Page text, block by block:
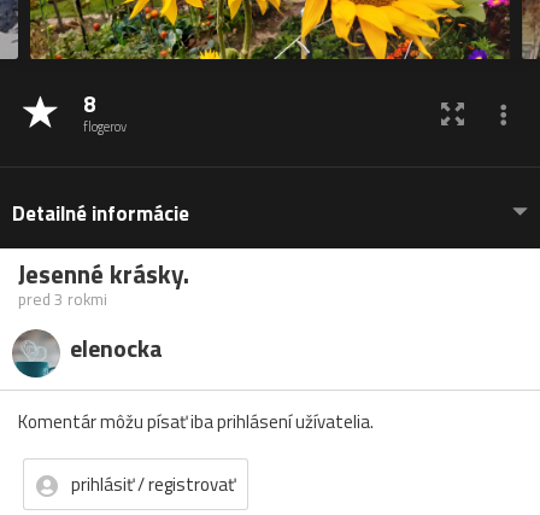
8
flogerov
Detailné informácie
Jesenné krásky.
pred 3 rokmi
elenocka
Komentár môžu písať iba prihlásení užívatelia.
prihlásiť / registrovať